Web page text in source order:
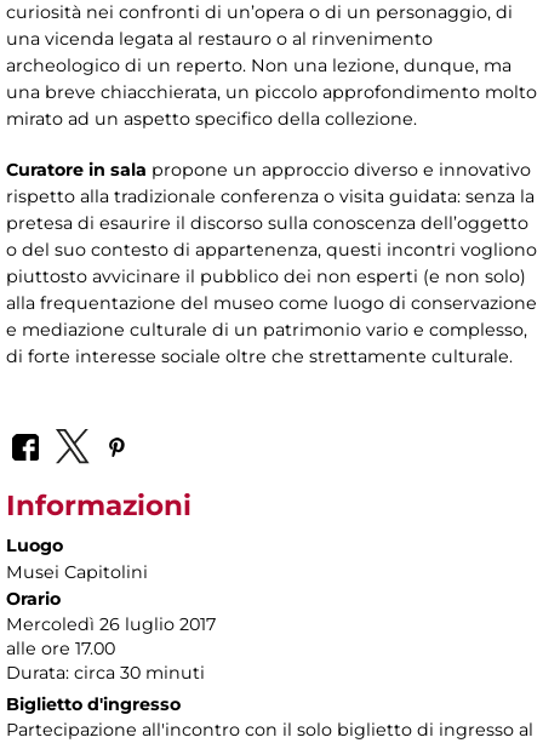
curiosità nei confronti di un’opera o di un personaggio, di
una vicenda legata al restauro o al rinvenimento
archeologico di un reperto. Non una lezione, dunque, ma
una breve chiacchierata, un piccolo approfondimento molto
mirato ad un aspetto specifico della collezione.
Curatore in sala propone un approccio diverso e innovativo
rispetto alla tradizionale conferenza o visita guidata: senza la
pretesa di esaurire il discorso sulla conoscenza dell’oggetto
o del suo contesto di appartenenza, questi incontri vogliono
piuttosto avvicinare il pubblico dei non esperti (e non solo)
alla frequentazione del museo come luogo di conservazione
e mediazione culturale di un patrimonio vario e complesso,
di forte interesse sociale oltre che strettamente culturale.
Informazioni
Luogo
Musei Capitolini
Orario
Mercoledì 26 luglio 2017
alle ore 17.00
Durata: circa 30 minuti
Biglietto d'ingresso
Partecipazione all'incontro con il solo biglietto di ingresso al